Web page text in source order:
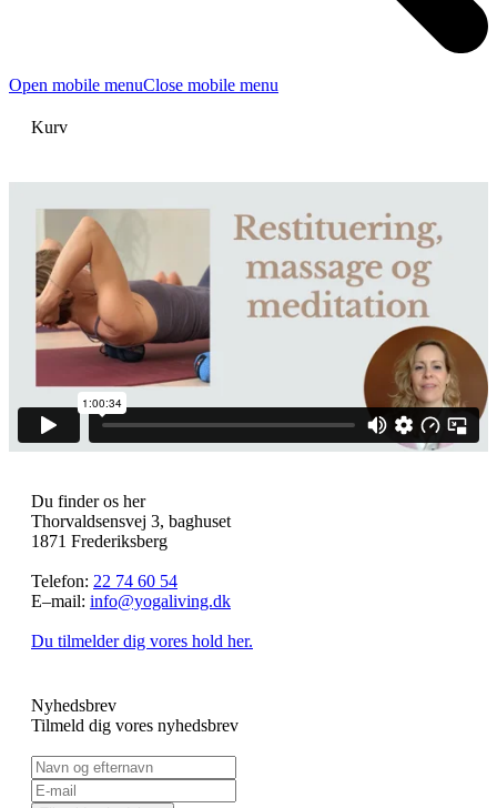
Open mobile menuClose mobile menu
Kurv
Du finder os her
Thorvaldsensvej 3, baghuset
1871 Frederiksberg
Telefon: 22 74 60 54
E–mail: info@yogaliving.dk
Du tilmelder dig vores hold her.
Nyhedsbrev
Tilmeld dig vores nyhedsbrev